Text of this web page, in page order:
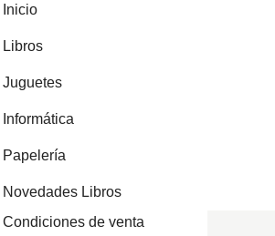
Inicio
Libros
Juguetes
Informática
Papelería
Novedades Libros
Condiciones de venta